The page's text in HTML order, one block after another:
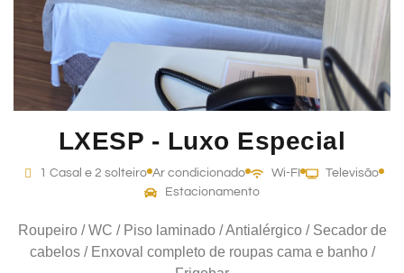
LXESP - Luxo Especial
1 Casal e 2 solteiro Ar condicionado Wi-FI
Televisão
Estacionamento
Roupeiro / WC / Piso laminado / Antialérgico / Secador de
cabelos / Enxoval completo de roupas cama e banho /